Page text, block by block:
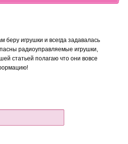
беру игрушки и всегда задавалась
радиоуправляемые игрушки,
статьей полагаю что они вовсе